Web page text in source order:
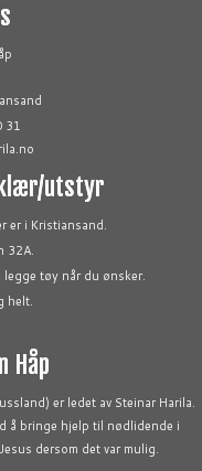
31
klær/utstyr
er i Kristiansand.
32A.
tøy når du ønsker.
helt.
Håp
er ledet av Steinar Harila.
å bringe hjelp til nødlidende i
dersom det var mulig.